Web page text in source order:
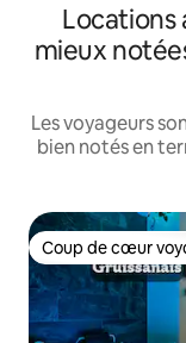
Locations
mieux
Les voyageurs
bien notés en
Coup de cœur
Coup de cœur